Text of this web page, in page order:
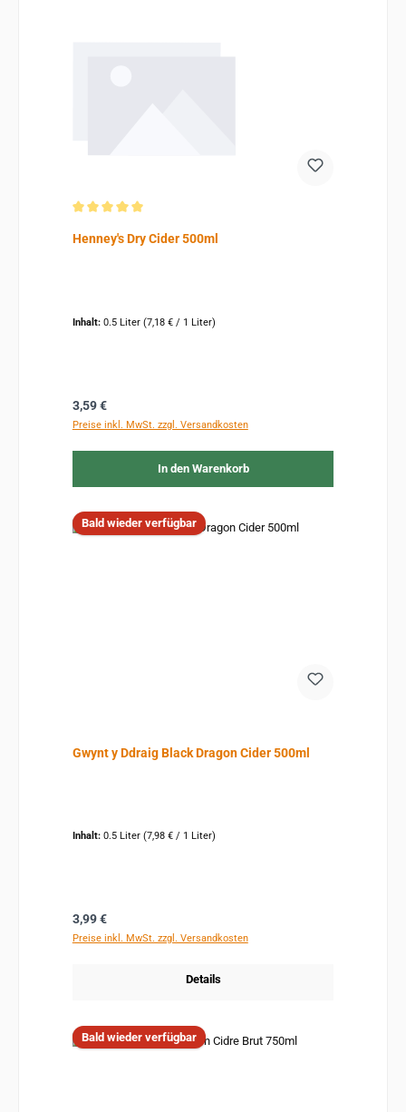
Henney's Dry Cider 500ml
Inhalt: 0.5 Liter (7,18 € / 1 Liter)
Regulärer Preis:
3,59 €
Preise inkl. MwSt. zzgl. Versandkosten
In den Warenkorb
Bald wieder verfügbar
Gwynt y Ddraig Black Dragon Cider 500ml
Inhalt: 0.5 Liter (7,98 € / 1 Liter)
Regulärer Preis:
3,99 €
Preise inkl. MwSt. zzgl. Versandkosten
Details
Bald wieder verfügbar